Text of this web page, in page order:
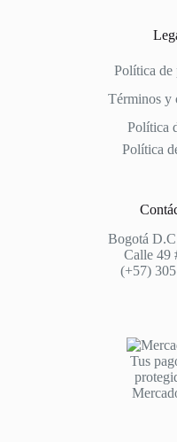
Política de
Términos y
Política
Política
Bogotá
Calle 49
(+57)
Tus